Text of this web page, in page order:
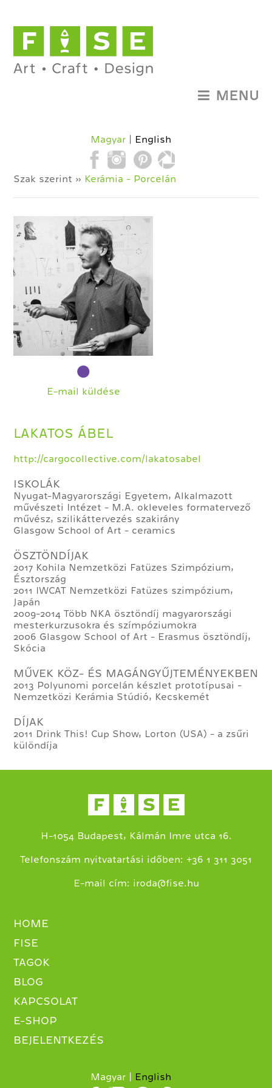
Magyar English
MENU
Szak szerint » Kerámia - Porcelán
E-mail küldése
LAKATOS ÁBEL
http://cargocollective.com/lakatosabel
ISKOLÁK
Nyugat-Magyarországi Egyetem, Alkalmazott
művészeti Intézet - M.A. okleveles formatervező
művész, szilikáttervezés szakirány
Glasgow School of Art - ceramics
ÖSZTÖNDÍJAK
2017 Kohila Nemzetközi Fatüzes Szimpózium,
Észtország
2011 IWCAT Nemzetközi Fatüzes szimpózium,
Japán
2009-2014 Több NKA ösztöndíj magyarországi
mesterkurzusokra és szímpóziumokra
2006 Glasgow School of Art - Erasmus ösztöndíj,
Skócia
MŰVEK KÖZ- ÉS MAGÁNGYŰJTEMÉNYEKBEN
2013 Polyunomi porcelán készlet prototípusai -
Nemzetközi Kerámia Stúdió, Kecskemét
DÍJAK
2011 Drink This! Cup Show, Lorton (USA) - a zsűri
különdíja
H-1054 Budapest, Kálmán Imre utca 16.
Telefonszám nyitvatartási időben: +36 1 311 3051
E-mail cím: iroda@fise.hu
HOME
FISE
TAGOK
BLOG
KAPCSOLAT
E-SHOP
BEJELENTKEZÉS
Magyar English